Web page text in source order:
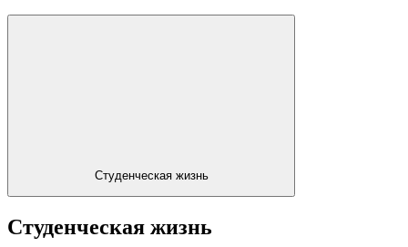
Студенческая жизнь
Студенческая жизнь